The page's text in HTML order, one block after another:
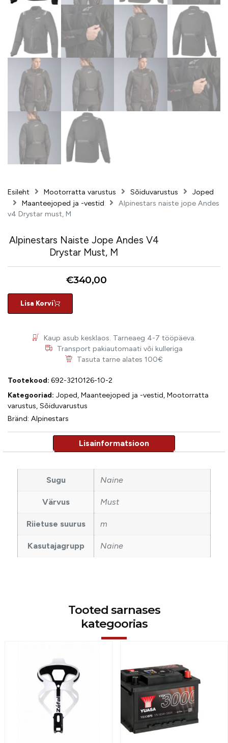
Esileht Mootorratta varustus Sõiduvarustus
Joped
Maanteejoped ja -vestid
Alpinestars naiste jope Andes
v4 Drystar must, M
Alpinestars Naiste Jope Andes V4
Drystar Must, M
€340,00
Lisa Korvi
Kaup asub kesklaos. Tarneaeg 4-7 tööpäeva.
Transport pakiautomaati või kulleriga
Tasuta tarne alates 100€
Tootekood: 692-3210126-10-2
Kategooriad: Joped, Maanteejoped ja -vestid, Mootorratta
varustus, Sõiduvarustus
Bränd: Alpinestars
Sugu Naine
Värvus Must
Riietuse suurus m
Kasutajagrupp Naine
Tooted sarnases
kategoorias